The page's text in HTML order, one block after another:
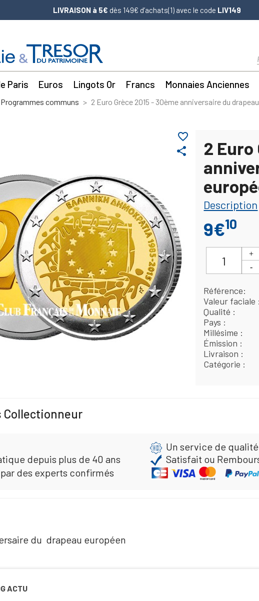
LIVRAISON à 5€ dès 149€ d’achats(1) avec le code LIV149
Paris Euros Lingots Or Francs Monnaies Anciennes
communs 2 Euro Grèce 2015 - 30ème anniversaire du
share
favorite_border
2 Euro
Description
9€10
Référence
Valeur faciale
Qualité
Pays
Millésime
Émission
Livraison
Catégorie
Collectionneur
Un service de
depuis plus de 40 ans
Satisfait ou
des experts confirmés
du drapeau européen
ACTU